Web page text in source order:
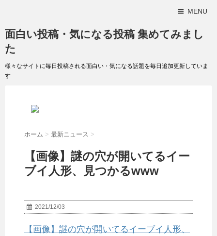
MENU
面白い投稿・気になる投稿 集めてみまし
た
様々なサイトに毎日投稿される面白い・気になる話題を毎日追加更新していま
す
ホーム > 最新ニュース >
【画像】謎の穴が開いてるイー
ブイ人形、見つかるwww
2021/12/03
【画像】謎の穴が開いてるイーブイ人形、